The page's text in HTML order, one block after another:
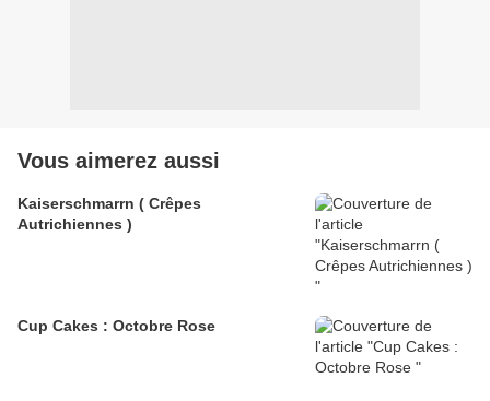
Vous aimerez aussi
Kaiserschmarrn ( Crêpes
Autrichiennes )
Cup Cakes : Octobre Rose